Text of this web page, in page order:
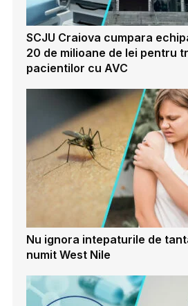
SCJU Craiova cumpara
20 de milioane de lei pentru
pacientilor cu AVC
Nu ignora intepaturile de
numit West Nile